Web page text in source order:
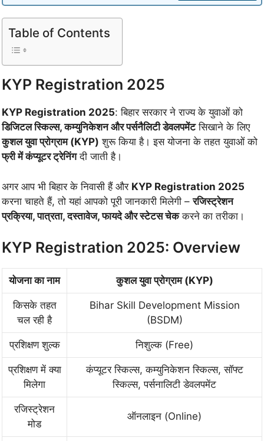
Table of Contents
KYP Registration 2025
KYP Registration 2025: बिहार सरकार ने राज्य के युवाओं को
डिजिटल स्किल्स, कम्युनिकेशन और पर्सनैलिटी डेवलपमेंटसिखाने के लिए
कुशल युवा प्रोग्राम (KYP) शुरू किया है। इस योजना के तहत युवाओं को
फ्री में कंप्यूटर ट्रेनिंगदी जाती है।
अगर आप भी बिहार के निवासी हैं और KYP Registration 2025
करना चाहते हैं, तो यहां आपको पूरी जानकारी मिलेगी –रजिस्ट्रेशन
प्रक्रिया, पात्रता, दस्तावेज, फायदे और स्टेटस चेककरने का तरीका।
KYP Registration 2025: Overview
योजना का नाम कुशल युवा प्रोग्राम (KYP)
किसके तहत
चल रही है
Bihar Skill Development Mission
(BSDM)
प्रशिक्षण शुल्क निशुल्क (Free)
प्रशिक्षण में क्या
मिलेगा
कंप्यूटर स्किल्स, कम्युनिकेशन स्किल्स, सॉफ्ट
स्किल्स, पर्सनालिटी डेवलपमेंट
रजिस्ट्रेशन
मोड
ऑनलाइन (Online)